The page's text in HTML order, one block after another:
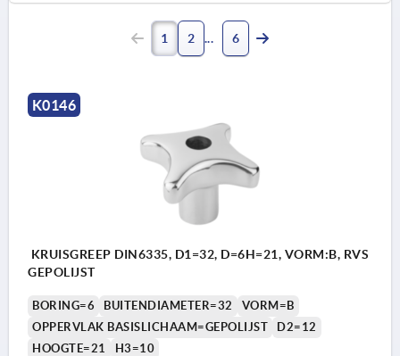
1 2 6
K0146
KRUISGREEP DIN6335, D1=32, D=6H=21, VORM:B, RVS
GEPOLIJST
BORING=6 BUITENDIAMETER=32
VORM=B
OPPERVLAK BASISLICHAAM=GEPOLIJST
D2=12
HOOGTE=21
H3=10